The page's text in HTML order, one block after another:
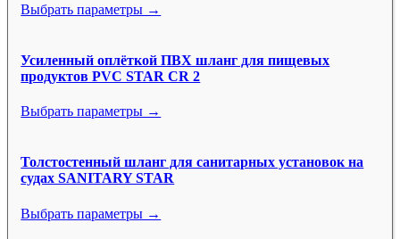
Выбрать параметры →
Усиленный оплёткой ПВХ шланг для пищевых
продуктов PVC STAR CR 2
Выбрать параметры →
Толстостенный шланг для санитарных установок на
судах SANITARY STAR
Выбрать параметры →